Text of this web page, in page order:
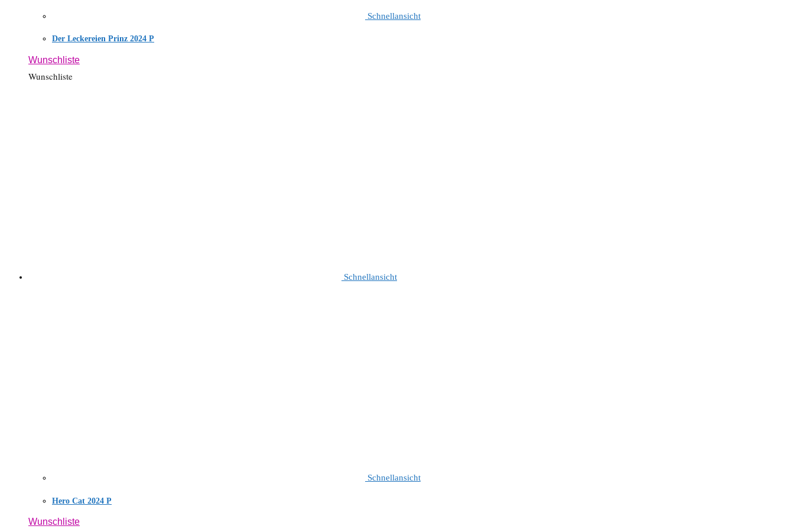
Schnellansicht
Der Leckereien Prinz 2024 P
Wunschliste
Wunschliste
Schnellansicht
Schnellansicht
Hero Cat 2024 P
Wunschliste